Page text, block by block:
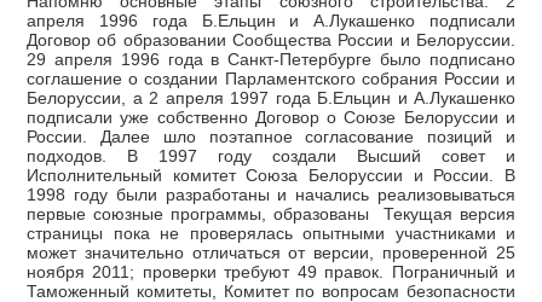
апреля 1996 года Б.Ельцин и А.Лукашенко подписали
Договор об образовании Сообщества России и Белоруссии.
29 апреля 1996 года в Санкт-Петербурге было подписано
соглашение о создании Парламентского собрания России и
Белоруссии, а 2 апреля 1997 года Б.Ельцин и А.Лукашенко
подписали уже собственно Договор о Союзе Белоруссии и
России. Далее шло поэтапное согласование позиций и
подходов. В 1997 году создали Высший совет и
Исполнительный комитет Союза Белоруссии и России. В
1998 году были разработаны и начались реализовываться
первые союзные программы, образованы Текущая версия
страницы пока не проверялась опытными участниками и
может значительно отличаться от версии, проверенной 25
ноября 2011; проверки требуют 49 правок. Пограничный и
Таможенный комитеты, Комитет по вопросам безопасности